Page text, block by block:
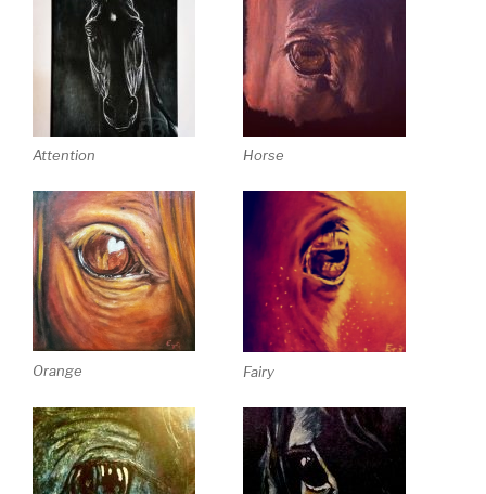
Attention Horse
Orange Fairy